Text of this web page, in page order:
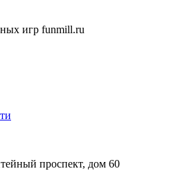
игр funmill.ru
проспект, дом 60